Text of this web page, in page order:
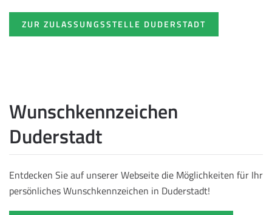
ZUR ZULASSUNGSSTELLE DUDERSTADT
Wunschkennzeichen
Duderstadt
Entdecken Sie auf unserer Webseite die Möglichkeiten für Ihr
persönliches Wunschkennzeichen in Duderstadt!